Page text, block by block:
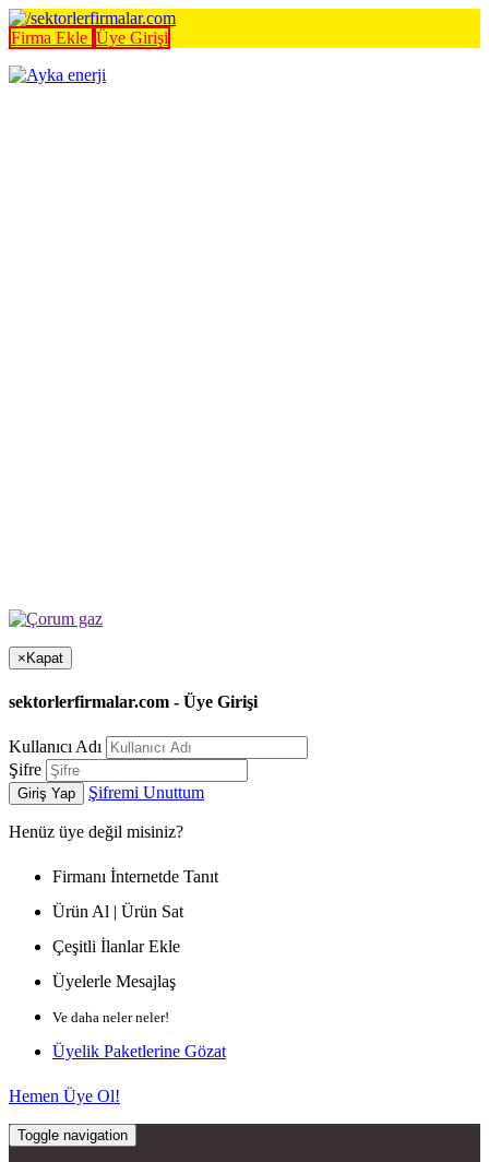
Firma Ekle Üye Girişi
× Kapat
sektorlerfirmalar.com - Üye Girişi
Kullanıcı Adı
Şifre
Giriş Yap Şifremi Unuttum
Henüz üye değil misiniz?
Firmanı İnternetde Tanıt
Ürün Al | Ürün Sat
Çeşitli İlanlar Ekle
Üyelerle Mesajlaş
Ve daha neler neler!
Üyelik Paketlerine Gözat
Hemen Üye Ol!
Toggle navigation